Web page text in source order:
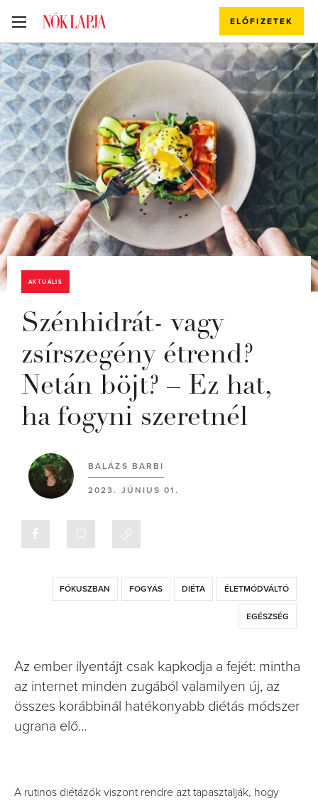
ELŐFIZETEK
AKTUÁLIS
Szénhidrát- vagy
zsírszegény étrend?
Netán böjt? – Ez hat,
ha fogyni szeretnél
BALÁZS BARBI
2023. JÚNIUS 01.
FÓKUSZBAN FOGYÁS DIÉTA ÉLETMÓDVÁLTÓ
EGÉSZSÉG
Az ember ilyentájt csak kapkodja a fejét: mintha
az internet minden zugából valamilyen új, az
összes korábbinál hatékonyabb diétás módszer
ugrana elő...
A rutinos diétázók viszont rendre azt tapasztalják, hogy